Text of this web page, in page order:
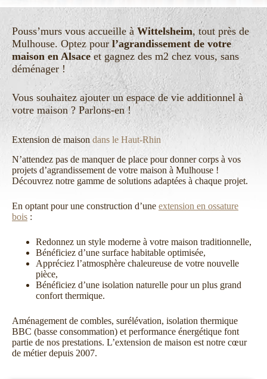
Pouss’murs vous accueille à Wittelsheim, tout près de
Mulhouse. Optez pour l’agrandissement de votre
maison en Alsaceet gagnez des m2 chez vous, sans
déménager !
Vous souhaitez ajouter un espace de vie additionnel à
votre maison ? Parlons-en !
Extension de maison dans le Haut-Rhin
N’attendez pas de manquer de place pour donner corps à vos
projets d’agrandissement de votre maison à Mulhouse !
Découvrez notre gamme de solutions adaptées à chaque projet.
En optant pour une construction d’une extension en ossature
bois :
Redonnez un style moderne à votre maison traditionnelle,
Bénéficiez d’une surface habitable optimisée,
Appréciez l’atmosphère chaleureuse de votre nouvelle
pièce,
Bénéficiez d’une isolation naturelle pour un plus grand
confort thermique.
Aménagement de combles, surélévation, isolation thermique
BBC (basse consommation) et performance énergétique font
partie de nos prestations. L’extension de maison est notre cœur
de métier depuis 2007.